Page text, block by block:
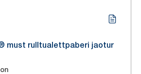
must rulltualettpaberi jaotur